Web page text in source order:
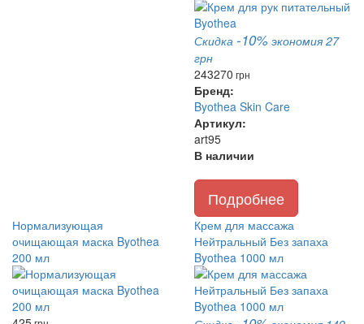
Скидка -10% экономия 27
грн
243270 грн
Бренд:
Byothea Skin Care
Артикул:
art95
В наличии
Подробнее
Нормализующая
очищающая маска Byothea
200 мл
Крем для массажа
Нейтральный Без запаха
Byothea 1000 мл